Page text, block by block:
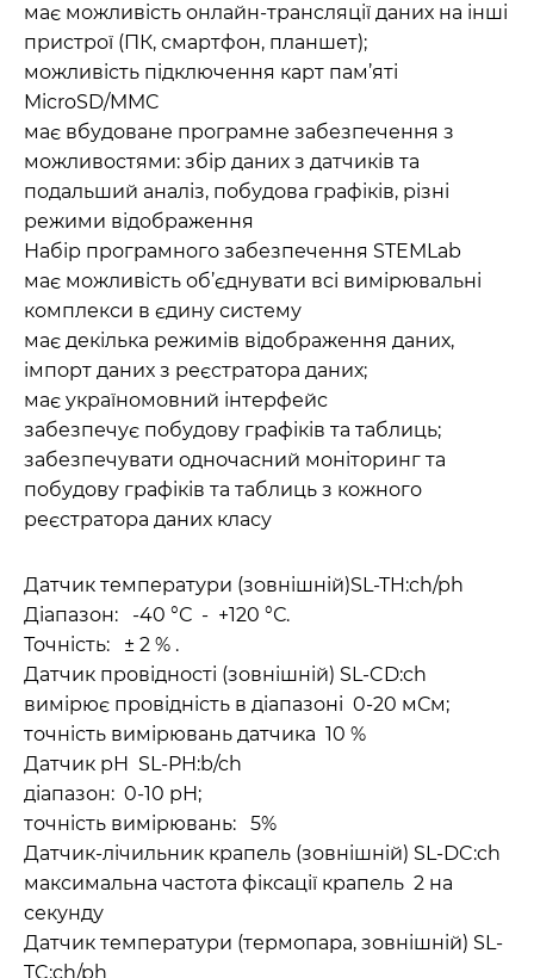
має можливість онлайн-трансляції даних на інші
пристрої (ПК, смартфон, планшет);
можливість підключення карт пам’яті
MicroSD/MMC
має вбудоване програмне забезпечення з
можливостями: збір даних з датчиків та
подальший аналіз, побудова графіків, різні
режими відображення
Набір програмного забезпечення STEMLab
має можливість об’єднувати всі вимірювальні
комплекси в єдину систему
має декілька режимів відображення даних,
імпорт даних з реєстратора даних;
має україномовний інтерфейс
забезпечує побудову графіків та таблиць;
забезпечувати одночасний моніторинг та
побудову графіків та таблиць з кожного
реєстратора даних класу
Датчик температури (зовнішній)SL-TH:ch/ph
Діапазон: -40 °С - +120 °С.
Точність: ± 2 % .
Датчик провідності (зовнішній) SL-CD:ch
вимірює провідність в діапазоні 0-20 мСм;
точність вимірювань датчика 10 %
Датчик рН SL-PH:b/ch
діапазон: 0-10 рН;
точність вимірювань: 5%
Датчик-лічильник крапель (зовнішній) SL-DC:ch
максимальна частота фіксації крапель 2 на
секунду
Датчик температури (термопара, зовнішній) SL-
TC:ch/ph